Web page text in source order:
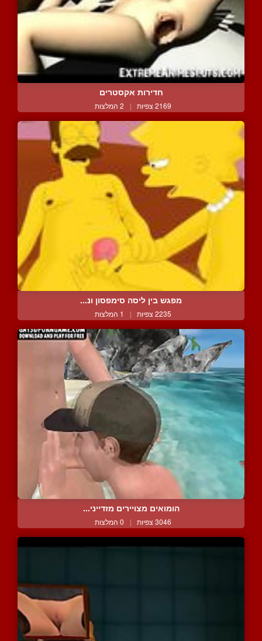
חדירות אקסטרים
2169 צפיות | 2 המלצות
מפגש בין ליסה סימפסון ונ...
2235 צפיות | 1 המלצות
הומואים מצויירים מזדייני...
3046 צפיות | 0 המלצות